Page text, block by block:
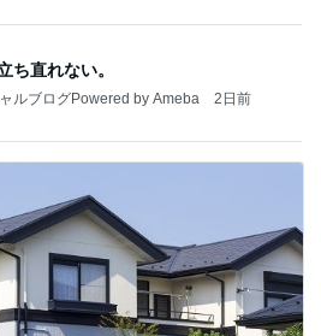
ち直れない。
ルブログPowered by Ameba 2日前